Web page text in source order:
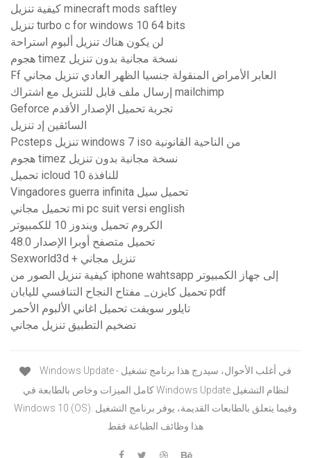
كيفية تنزيل minecraft mods saftley
تنزيل turbo c for windows 10 64 bits
لن يكون هناك تنزيل ألبوم استراحة
هجوم timez نسخة مجانية بدون تنزيل
Ff العابر الأمراض المنقولة جنسيا الظهر العادي تنزيل مجاني
إرسال ملف قابل للتنزيل مع اشتراك mailchimp
Geforce تجربة تحميل الإصدار الأقدم
السائقين إد تنزيل
Pcsteps تنزيل windows 7 iso من الناحية القانونية
هجوم timez نسخة مجانية بدون تنزيل
تحميل icloud للنافذة 10
Vingadores guerra infinita تحميل سيل
تحميل مجاني mi pc suit versi english
الكروم تحميل ويندوز 10 للكمبيوتر
تحميل متصفح أوبرا الإصدار 48.0
Sexworld3d + تنزيل مجاني
كيفية تنزيل الصور من iphone wahtsapp إلى جهاز الكمبيوتر
تحميل كايزن_ مفتاح النجاح التنافسي لليابان pdf
تايلور سويفت تحميل اغاني الألبوم الأحمر
تضخيم التطبيق تنزيل مجاني
كامل الميزات وخاص بالطابعة في Windows Update لنظام التشغيل
Windows 10 (OS). وفيما يتعلق بالطابعات القديمة، يوفر برنامج التشغيل
هذا وظائف الطباعة فقط